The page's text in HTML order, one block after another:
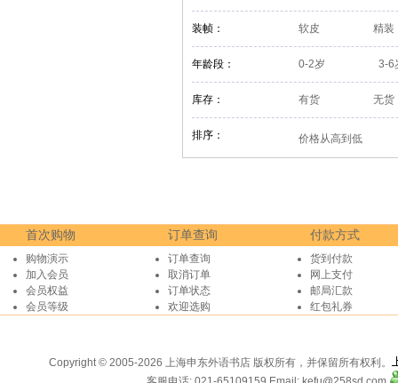
装帧： 软皮 精装
年龄段： 0-2岁 3-6
库存： 有货 无货
排序： 价格从高到低
首次购物
购物演示
加入会员
会员权益
会员等级
订单查询
订单查询
取消订单
订单状态
欢迎选购
付款方式
货到付款
网上支付
邮局汇款
红包礼券
Copyright © 2005-2026 上海申东外语书店 版权所有，并保留所有权利。